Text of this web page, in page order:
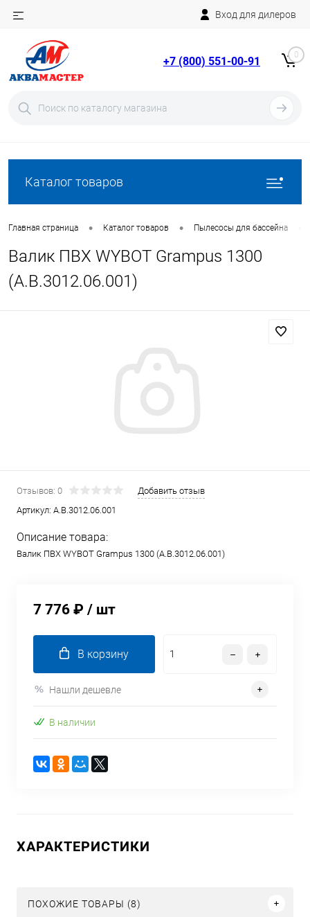
Вход для дилеров
+7 (800) 551-00-91 0
Каталог товаров
Главная страница • Каталог товаров • Пылесосы для бассейна
Валик ПВХ WYBOT Grampus 1300
(A.B.3012.06.001)
Отзывов: 0
Добавить отзыв
Артикул: A.B.3012.06.001
Описание товара:
Валик ПВХ WYBOT Grampus 1300 (A.B.3012.06.001)
7 776 ₽ / шт
В корзину
Нашли дешевле
В наличии
ХАРАКТЕРИСТИКИ
ПОХОЖИЕ ТОВАРЫ (8)